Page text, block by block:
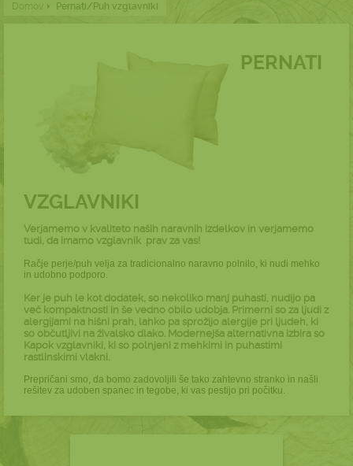
Domov Pernati/Puh vzglavniki
PERNATI
VZGLAVNIKI
Verjamemo v kvaliteto naših naravnih izdelkov in verjamemo
tudi, da imamo vzglavnik prav za vas!
Račje perje/puh velja za tradicionalno naravno polnilo, ki nudi mehko
in udobno podporo.
Ker je puh le kot dodatek, so nekoliko manj puhasti, nudijo pa
več kompaktnosti in še vedno obilo udobja. Primerni so za ljudi z
alergijami na hišni prah, lahko pa sprožijo alergije pri ljudeh, ki
so občutljivi na živalsko dlako. Modernejša alternativna izbira so
Kapok vzglavniki, ki so polnjeni z mehkimi in puhastimi
rastlinskimi vlakni.
Prepričani smo, da bomo zadovoljili še tako zahtevno stranko in našli
rešitev za udoben spanec in tegobe, ki vas pestijo pri počitku.